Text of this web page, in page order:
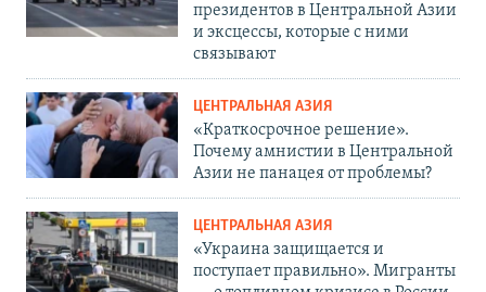
президентов в Центральной Азии
и эксцессы, которые с ними
связывают
ЦЕНТРАЛЬНАЯ АЗИЯ
«Краткосрочное решение».
Почему амнистии в Центральной
Азии не панацея от проблемы?
ЦЕНТРАЛЬНАЯ АЗИЯ
«Украина защищается и
поступает правильно». Мигранты